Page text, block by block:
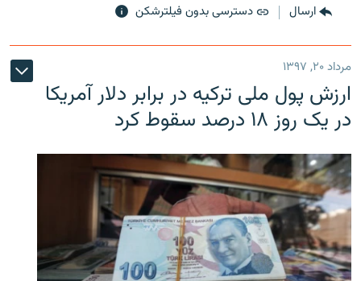
ارسال دسترسی بدون فیلترشکن
مرداد ۲۰, ۱۳۹۷
ارزش پول ملی ترکیه در برابر دلار آمریکا
در یک روز ۱۸ درصد سقوط کرد